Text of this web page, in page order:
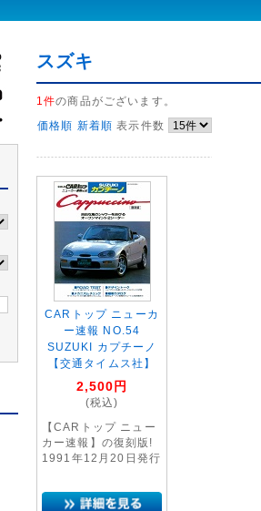
スズキ
1件の商品がございます。
価格順 新着順 表示件数
CARトップ ニューカ
ー速報 NO.54
SUZUKI カプチーノ
【交通タイムス社】
2,500 円
(税込)
【CARトップ ニュー
カー速報】の復刻版!
1991年12月20日発行